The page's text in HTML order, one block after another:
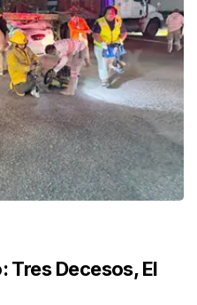
Tres Decesos, El